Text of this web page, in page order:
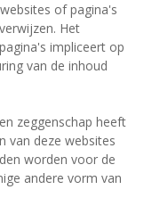
of pagina's
Het
impliceert op
van de inhoud
zeggenschap heeft
van deze websites
worden voor de
andere vorm van